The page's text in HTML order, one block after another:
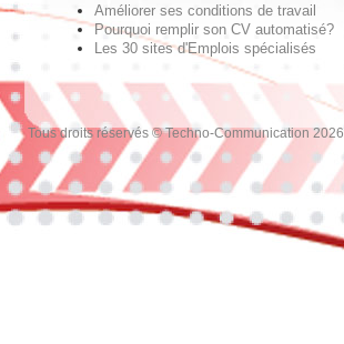
Améliorer ses conditions de travail
Pourquoi remplir son CV automatisé?
Les 30 sites d'Emplois spécialisés
Tous droits réservés © Techno-Communication 2026